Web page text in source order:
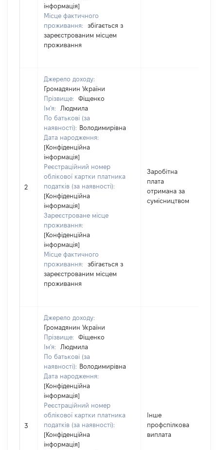
інформація]
Місце фактичного
проживання:
збігається з
зареєстрованим місцем
проживання
2
Джерело доходу:
Громадянин України
Прізвище:
Фіщенко
Ім'я:
Людмила
По батькові (за
наявності): Володимирівна
Дата народження:
[Конфіденційна
інформація]
Реєстраційний номер
облікової картки платника
податків (за наявності):
[Конфіденційна
інформація]
Зареєстроване місце
проживання:
[Конфіденційна
інформація]
Місце фактичного
проживання:
збігається з
зареєстрованим місцем
проживання
Заробітна
плата
отримана за
сумісництвом
3
Джерело доходу:
Громадянин України
Прізвище:
Фіщенко
Ім'я:
Людмила
По батькові (за
наявності): Володимирівна
Дата народження:
[Конфіденційна
інформація]
Реєстраційний номер
облікової картки платника
податків (за наявності):
[Конфіденційна
інформація]
Інше
профспілкова
виплата